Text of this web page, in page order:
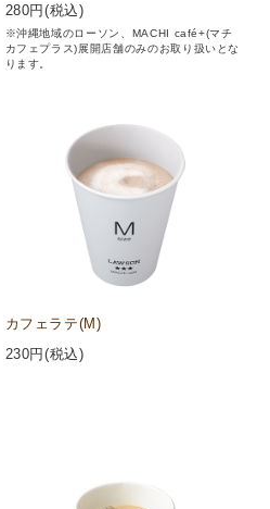
280円(税込)
※沖縄地域のローソン、MACHI café+(マチ
カフェプラス)展開店舗のみのお取り扱いとな
ります。
カフェラテ(M)
230円(税込)